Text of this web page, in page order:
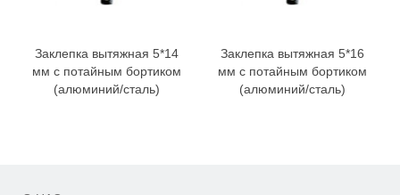
Заклепка вытяжная 5*14
мм с потайным бортиком
(алюминий/сталь)
Заклепка вытяжная 5*16
мм с потайным бортиком
(алюминий/сталь)